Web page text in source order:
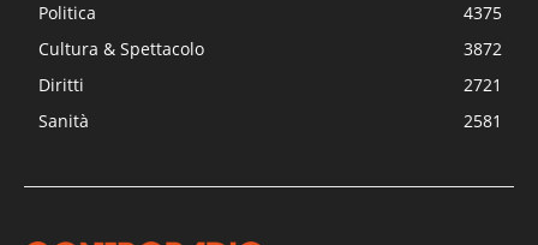
Politica
4375
Cultura & Spettacolo
3872
Diritti
2721
Sanità
2581